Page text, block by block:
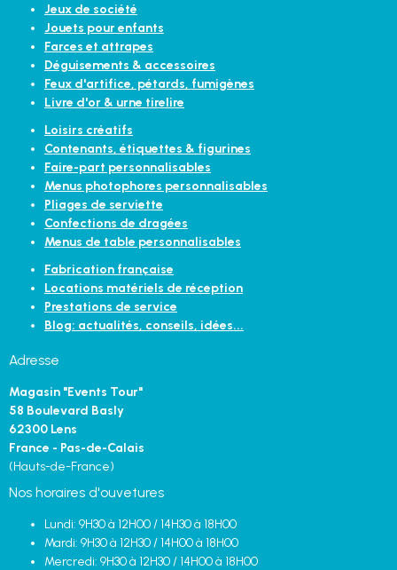
Jeux de société
Jouets pour enfants
Farces et attrapes
Déguisements & accessoires
Feux d'artifice, pétards, fumigènes
Livre d'or & urne tirelire
Loisirs créatifs
Contenants, étiquettes & figurines
Faire-part personnalisables
Menus photophores personnalisables
Pliages de serviette
Confections de dragées
Menus de table personnalisables
Fabrication française
Locations matériels de réception
Prestations de service
Blog: actualités, conseils, idées...
Adresse
Magasin "Events Tour"
58 Boulevard Basly
62300 Lens
France - Pas-de-Calais
(Hauts-de-France)
Nos horaires d'ouvetures
Lundi: 9H30 à 12H00 / 14H30 à 18H00
Mardi: 9H30 à 12H30 / 14H00 à 18H00
Mercredi: 9H30 à 12H30 / 14H00 à 18H00